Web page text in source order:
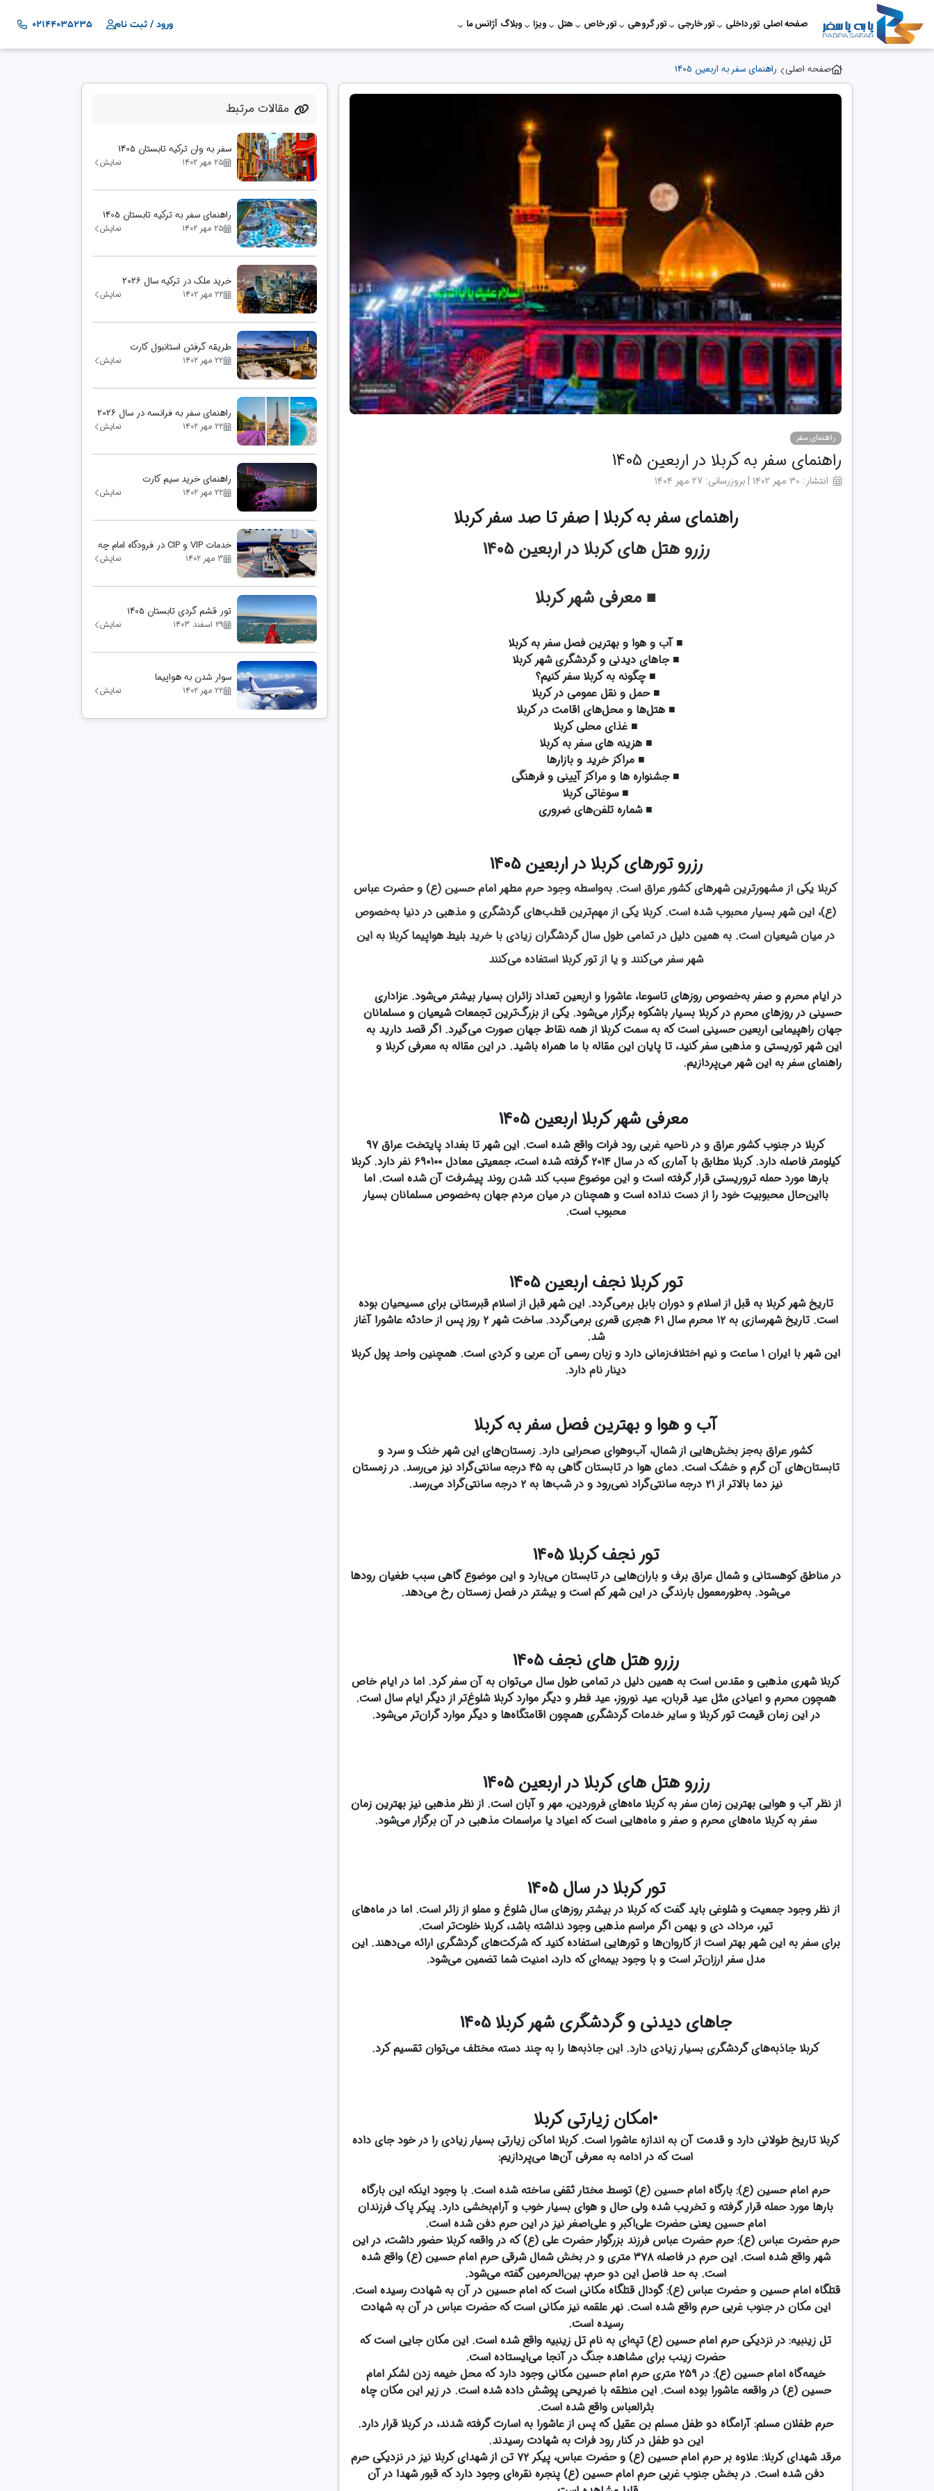
صفحه اصلی تور داخلی تور خارجی تور گروهی تور خاص هتل ویزا وبلاگ آژانس ما ورود / ثبت نام 02144035235
صفحه اصلی راهنمای سفر به اربعین 1405
راهنمای سفر
راهنمای سفر به کربلا در اربعین 1405
انتشار: ۳۰ مهر ۱۴۰۲ | بروزرسانی: ۲۷ مهر ۱۴۰۴
راهنمای سفر به کربلا | صفر تا صد سفر کربلا
رزرو هتل های کربلا در اربعین 1405
■ معرفی شهر کربلا
■ آب ‌و هوا و بهترین فصل سفر به کربلا
■ جاهای دیدنی و گردشگری شهر کربلا
■ چگونه به کربلا سفر کنیم؟
■ حمل‌ و نقل عمومی در کربلا
■ هتل‌ها و محل‌های اقامت در کربلا
■ غذای محلی کربلا
■ هزینه های سفر به کربلا
■ مراکز خرید و بازارها
■ جشنواره ها و مراکز آیینی و فرهنگی
■ سوغاتی کربلا
■ شماره تلفن‌های ضروری
رزرو تورهای کربلا در اربعین 1405
کربلا یکی از مشهورترین شهرهای کشور عراق است. به‌واسطه وجود حرم مطهر امام حسین (ع) و حضرت عباس
(ع)، این شهر بسیار محبوب شده است. کربلا یکی از مهم‌ترین قطب‌های گردشگری و مذهبی در دنیا به‌خصوص
در میان شیعیان است. به همین دلیل در تمامی طول سال گردشگران زیادی با خرید بلیط هواپیما کربلا به این
شهر سفر می‌کنند و یا از تور کربلا استفاده می‌کنند
در ایام محرم و صفر به‌خصوص روزهای تاسوعا، عاشورا و اربعین تعداد زائران بسیار بیشتر می‌شود. عزاداری
حسینی در روزهای محرم در کربلا بسیار باشکوه برگزار می‌شود. یکی از بزرگ‌ترین تجمعات شیعیان و مسلمانان
جهان راهپیمایی اربعین حسینی است که به سمت کربلا از همه نقاط جهان صورت می‌گیرد. اگر قصد دارید به
این شهر توریستی و مذهبی سفر کنید، تا پایان این مقاله با ما همراه باشید. در این مقاله به معرفی کربلا و
راهنمای سفر به این شهر می‌پردازیم.
معرفی شهر کربلا اربعین 1405
کربلا در جنوب کشور عراق و در ناحیه غربی رود فرات واقع شده است. این شهر تا بغداد پایتخت عراق ۹۷
کیلومتر فاصله دارد. کربلا مطابق با آماری که در سال ۲۰۱۴ گرفته شده است، جمعیتی معادل ۶۹۰۱۰۰ نفر دارد. کربلا
بارها مورد حمله تروریستی قرار گرفته است و این موضوع سبب کند شدن روند پیشرفت آن شده است. اما
بااین‌حال محبوبیت خود را از دست نداده است و همچنان در میان مردم جهان به‌خصوص مسلمانان بسیار
محبوب است.
تور کربلا نجف اربعین 1405
تاریخ شهر کربلا به قبل از اسلام و دوران بابل برمی‌گردد. این شهر قبل از اسلام قبرستانی برای مسیحیان بوده
است. تاریخ شهرسازی به ۱۲ محرم سال ۶۱ هجری قمری برمی‌گردد. ساخت شهر ۲ روز پس از حادثه عاشورا آغاز
شد.
این شهر با ایران ۱ ساعت و نیم اختلاف‌زمانی دارد و زبان رسمی آن عربی و کردی است. همچنین واحد پول کربلا
دینار نام دارد.
آب ‌و هوا و بهترین فصل سفر به کربلا
کشور عراق به‌جز بخش‌هایی از شمال، آب‌وهوای صحرایی دارد. زمستان‌های این شهر خنک و سرد و
تابستان‌های آن گرم و خشک است. دمای هوا در تابستان گاهی به ۴۵ درجه سانتی‌گراد نیز می‌رسد. در زمستان
نیز دما بالاتر از ۲۱ درجه سانتی‌گراد نمی‌رود و در شب‌ها به ۲ درجه سانتی‌گراد می‌رسد.
تور نجف کربلا 1405
در مناطق کوهستانی و شمال عراق برف و باران‌هایی در تابستان می‌بارد و این موضوع گاهی سبب طغیان رودها
می‌شود. به‌طورمعمول بارندگی در این شهر کم است و بیشتر در فصل زمستان رخ می‌دهد.
رزرو هتل های نجف 1405
کربلا شهری مذهبی و مقدس است به همین دلیل در تمامی طول سال می‌توان به آن سفر کرد. اما در ایام خاص
همچون محرم و اعیادی مثل عید قربان، عید نوروز، عید فطر و دیگر موارد کربلا شلوغ‌تر از دیگر ایام سال است.
در این زمان قیمت تور کربلا و سایر خدمات گردشگری همچون اقامتگاه‌ها و دیگر موارد گران‌تر می‌شود.
رزرو هتل های کربلا در اربعین 1405
از نظر آب و هوایی بهترین زمان سفر به کربلا ماه‌های فروردین، مهر و آبان است. از نظر مذهبی نیز بهترین زمان
سفر به کربلا ماه‌های محرم و صفر و ماه‌هایی است که اعیاد یا مراسمات مذهبی در آن برگزار می‌شود.
تور کربلا در سال 1405
از نظر وجود جمعیت و شلوغی باید گفت که کربلا در بیشتر روزهای سال شلوغ و مملو از زائر است. اما در ماه‌های
تیر، مرداد، دی و بهمن اگر مراسم مذهبی وجود نداشته باشد، کربلا خلوت‌تر است.
برای سفر به این شهر بهتر است از کاروان‌ها و تورهایی استفاده کنید که شرکت‌های گردشگری ارائه می‌دهند. این
مدل سفر ارزان‌تر است و با وجود بیمه‌ای که دارد، امنیت شما تضمین می‌شود.
جاهای دیدنی و گردشگری شهر کربلا 1405
کربلا جاذبه‌های گردشگری بسیار زیادی دارد. این جاذبه‌ها را به چند دسته مختلف می‌توان تقسیم کرد.
•امکان زیارتی کربلا
کربلا تاریخ طولانی دارد و قدمت آن به اندازه عاشورا است. کربلا اماکن زیارتی بسیار زیادی را در خود جای داده
است که در ادامه به معرفی آن‌ها می‌پردازیم:
حرم امام حسین (ع): بارگاه امام حسین (ع) توسط مختار ثقفی ساخته شده است. با وجود اینکه این بارگاه
بارها مورد حمله قرار گرفته و تخریب شده ولی حال و هوای بسیار خوب و آرام‌بخشی دارد. پیکر پاک فرزندان
امام حسین یعنی حضرت علی‌اکبر و علی‌اصغر نیز در این حرم دفن شده است.
حرم حضرت عباس (ع): حرم حضرت عباس فرزند بزرگوار حضرت علی (ع) که در واقعه کربلا حضور داشت، در این
شهر واقع شده است. این حرم در فاصله ۳۷۸ متری و در بخش شمال شرقی حرم امام حسین (ع) واقع شده
است. به حد فاصل این دو حرم، بین‌الحرمین گفته می‌شود.
قتلگاه امام حسین و حضرت عباس (ع): گودال قتلگاه مکانی است که امام حسین در آن به شهادت رسیده است.
این مکان در جنوب غربی حرم واقع شده است. نهر علقمه نیز مکانی است که حضرت عباس در آن به شهادت
رسیده است.
تل زینبیه: در نزدیکی حرم امام حسین (ع) تپه‌ای به نام تل زینبیه واقع شده است. این مکان جایی است که
حضرت زینب برای مشاهده جنگ در آنجا می‌ایستاده است.
خیمه‌گاه امام حسین (ع): در ۲۵۹ متری حرم امام حسین مکانی وجود دارد که محل خیمه زدن لشکر امام
حسین (ع) در واقعه عاشورا بوده است. این منطقه با ضریحی پوشش داده شده است. در زیر این مکان چاه
بثرالعباس واقع شده است.
حرم طفلان مسلم: آرامگاه دو طفل مسلم بن عقیل که پس از عاشورا به اسارت گرفته شدند، در کربلا قرار دارد.
این دو طفل در کنار رود فرات به شهادت رسیدند.
مرقد شهدای کربلا: علاوه بر حرم امام حسین (ع) و حضرت عباس، پیکر ۷۲ تن از شهدای کربلا نیز در نزدیکی حرم
دفن شده است. در بخش جنوب غربی حرم امام حسین (ع) پنجره نقره‌ای وجود دارد که قبور شهدا در آن
مقالات مرتبط
سفر به وان ترکیه تابستان 1405
۲۵ مهر ۱۴۰۲ نمایش
راهنمای سفر به ترکیه تابستان 1405
۲۵ مهر ۱۴۰۲ نمایش
خرید ملک در ترکیه سال 2026
۲۲ مهر ۱۴۰۲ نمایش
طریقه گرفتن استانبول کارت
۲۲ مهر ۱۴۰۲ نمایش
راهنمای سفر به فرانسه در سال 2026
۲۲ مهر ۱۴۰۲ نمایش
راهنمای خرید سیم‌ کارت
۲۲ مهر ۱۴۰۲ نمایش
خدمات VIP و CIP در فرودگاه امام چه
تفاوتی دارند؟
۳ مهر ۱۴۰۲ نمایش
تور قشم گردی تابستان 1405
۲۹ اسفند ۱۴۰۳ نمایش
سوار شدن به هواپیما
۲۲ مهر ۱۴۰۲ نمایش